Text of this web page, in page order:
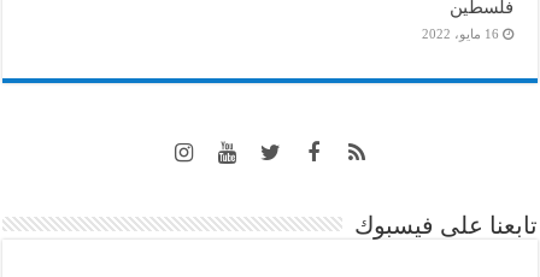
فلسطين
16 مايو، 2022
تابعنا على فيسبوك